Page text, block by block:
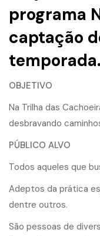
programa
captação
temporada.
OBJETIVO
Na Trilha das
desbravando
PÚBLICO ALVO
Todos aqueles que
Adeptos da prática
dentre outros.
São pessoas de